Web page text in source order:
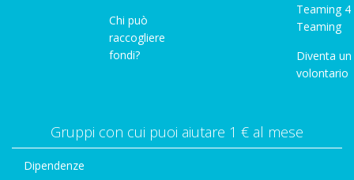
Chi può
raccogliere
fondi?
Teaming 4
Teaming
Diventa un
volontario
Gruppi con cui puoi aiutare 1 € al mese
Dipendenze